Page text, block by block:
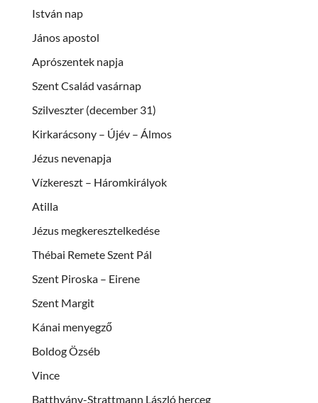
István nap
János apostol
Aprószentek napja
Szent Család vasárnap
Szilveszter (december 31)
Kirkarácsony – Újév – Álmos
Jézus nevenapja
Vízkereszt – Háromkirályok
Atilla
Jézus megkeresztelkedése
Thébai Remete Szent Pál
Szent Piroska – Eirene
Szent Margit
Kánai menyegző
Boldog Özséb
Vince
Batthyány-Strattmann László herceg